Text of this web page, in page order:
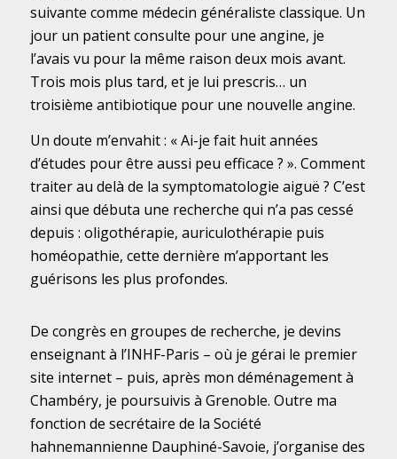
suivante comme médecin généraliste classique. Un
jour un patient consulte pour une angine, je
l’avais vu pour la même raison deux mois avant.
Trois mois plus tard, et je lui prescris… un
troisième antibiotique pour une nouvelle angine.
Un doute m’envahit : « Ai-je fait huit années
d’études pour être aussi peu efficace ? ». Comment
traiter au delà de la symptomatologie aiguë ? C’est
ainsi que débuta une recherche qui n’a pas cessé
depuis : oligothérapie, auriculothérapie puis
homéopathie, cette dernière m’apportant les
guérisons les plus profondes.
De congrès en groupes de recherche, je devins
enseignant à l’INHF-Paris – où je gérai le premier
site internet – puis, après mon déménagement à
Chambéry, je poursuivis à Grenoble. Outre ma
fonction de secrétaire de la Société
hahnemannienne Dauphiné-Savoie, j’organise des